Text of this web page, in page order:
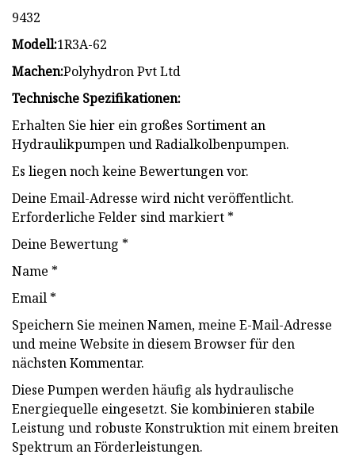
₹9432
Modell:1R3A-62
Machen:Polyhydron Pvt Ltd
Technische Spezifikationen:
Erhalten Sie hier ein großes Sortiment an
Hydraulikpumpen und Radialkolbenpumpen.
Es liegen noch keine Bewertungen vor.
Deine Email-Adresse wird nicht veröffentlicht.
Erforderliche Felder sind markiert *
Deine Bewertung *
Name *
Email *
Speichern Sie meinen Namen, meine E-Mail-Adresse
und meine Website in diesem Browser für den
nächsten Kommentar.
Diese Pumpen werden häufig als hydraulische
Energiequelle eingesetzt. Sie kombinieren stabile
Leistung und robuste Konstruktion mit einem breiten
Spektrum an Förderleistungen.